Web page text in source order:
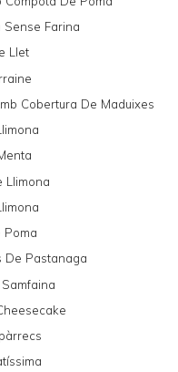
Sense Farina
Llet
Cobertura De Maduixes
Llimona
Poma
De Pastanaga